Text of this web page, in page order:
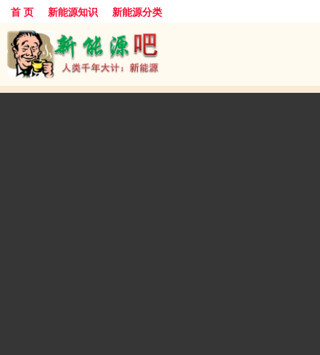
首 页 新能源知识 新能源分类